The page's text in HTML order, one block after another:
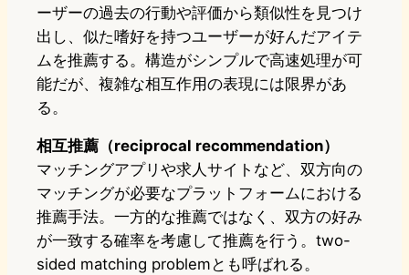
ーザーの過去の行動や評価から類似性を見つけ
出し、似た嗜好を持つユーザーが好んだアイテ
ムを推薦する。構造がシンプルで高速処理が可
能だが、複雑な相互作用の表現には限界があ
る。
相互推薦（reciprocal recommendation）
マッチングアプリや求人サイトなど、双方向の
マッチングが必要なプラットフォームにおける
推薦手法。一方的な推薦ではなく、双方の好み
が一致する確率を考慮して推薦を行う。two-
sided matching problemとも呼ばれる。